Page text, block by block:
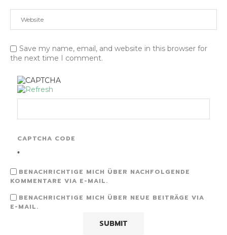
Save my name, email, and website in this browser for
the next time I comment.
CAPTCHA CODE
*
BENACHRICHTIGE MICH ÜBER NACHFOLGENDE
KOMMENTARE VIA E-MAIL.
BENACHRICHTIGE MICH ÜBER NEUE BEITRÄGE VIA
E-MAIL.